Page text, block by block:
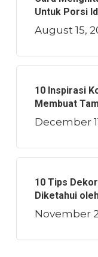
Untuk Porsi
August 15,
10 Inspirasi
Membuat
December
10 Tips
Diketahui
November